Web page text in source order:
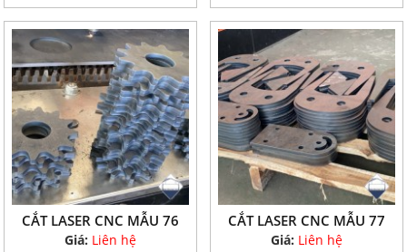
CẮT LASER CNC MẪU 76
Giá: Liên hệ
CẮT LASER CNC MẪU 77
Giá: Liên hệ